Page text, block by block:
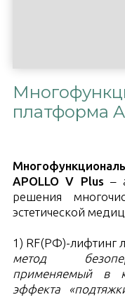
платформа
APOLLO V Plus –
решения
эстетической
1) RF(РФ)-лифтинг
метод
применяемый в
эффекта